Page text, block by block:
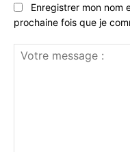
Enregistrer mon nom
prochaine fois que je